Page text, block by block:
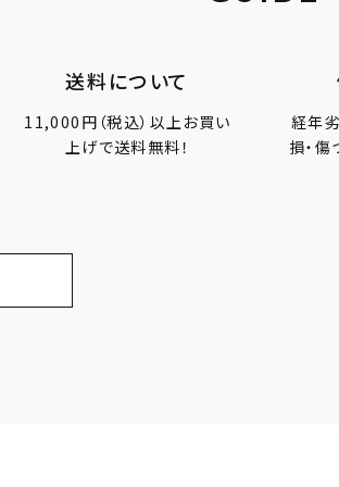
送料について
11,000円（税込）以上お買い
上げで送料無料！
経年
損・